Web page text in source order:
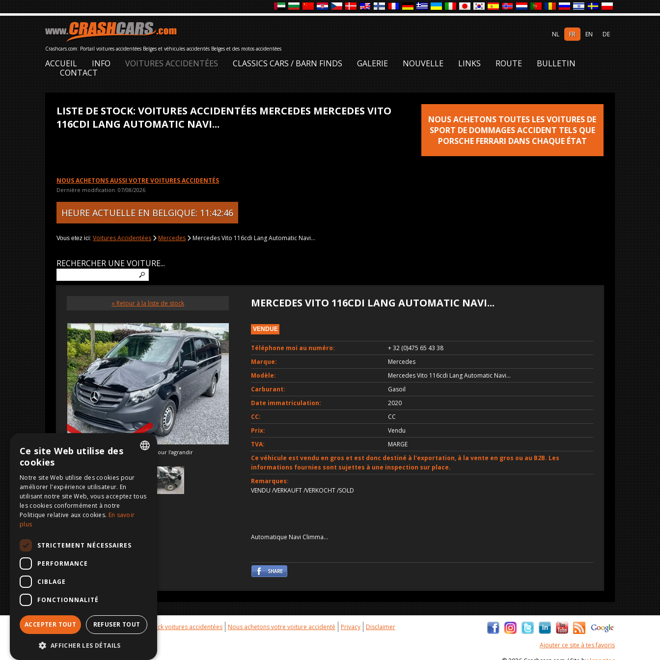
NL FR EN DE
Crashcars.com: Portail voitures accidentées Belges et véhicules accidentés Belges et des motos accidentées
ACCUEIL INFO VOITURES ACCIDENTÉES CLASSICS CARS / BARN FINDS GALERIE NOUVELLE LINKS ROUTE
BULLETIN
CONTACT
LISTE DE STOCK: VOITURES ACCIDENTÉES MERCEDES MERCEDES VITO
116CDI LANG AUTOMATIC NAVI...
NOUS ACHETONS TOUTES LES VOITURES DE
SPORT DE DOMMAGES ACCIDENT TELS QUE
PORSCHE FERRARI DANS CHAQUE ÉTAT
NOUS ACHETONS AUSSI VOTRE VOITURES ACCIDENTÉS
Dernière modification: 07/08/2026
HEURE ACTUELLE EN BELGIQUE: 11:42:46
Vous etez ici:Voitures Accidentées Mercedes Mercedes Vito 116cdi Lang Automatic Navi...
RECHERCHER UNE VOITURE...
MERCEDES VITO 116CDI LANG AUTOMATIC NAVI...
VENDUE
Téléphone moi au numéro:
+ 32 (0)475 65 43 38
Marque:
Mercedes
Modèle:
Mercedes Vito 116cdi Lang Automatic Navi...
Carburant:
Gasoil
Date immatriculation:
2020
CC:
CC
Prix:
Vendu
TVA:
MARGE
Ce véhicule est vendu en gros et est donc destiné à l'exportation, à la vente en gros ou au B2B. Les
informations fournies sont sujettes à une inspection sur place.
Remarques:
VENDU /VERKAUFT /VERKOCHT /SOLD
Automatique Navi Climma...
« Retour à la liste de stock
VENDU
Cliquez sur l'image pour l'agrandir
Hot cars Galerie voitures vendues Stock voitures accidentées Nous achetons votre voiture accidenté Privacy Disclaimer
Ajouter ce site à tes favoris
FRENCH
Ce site Web utilise des
cookies
Notre site Web utilise des cookies pour
améliorer l'expérience utilisateur. En
utilisant notre site Web, vous acceptez tous
les cookies conformément à notre
Politique relative aux cookies. En savoir
plus
STRICTEMENT NÉCESSAIRES
PERFORMANCE
CIBLAGE
FONCTIONNALITÉ
ACCEPTER TOUT REFUSER TOUT
AFFICHER LES DÉTAILS